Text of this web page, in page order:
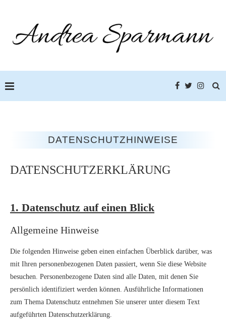
DATENSCHUTZHINWEISE
DATENSCHUTZERKLÄRUNG
1. Datenschutz auf einen Blick
Allgemeine Hinweise
Die folgenden Hinweise geben einen einfachen Überblick darüber, was
mit Ihren personenbezogenen Daten passiert, wenn Sie diese Website
besuchen. Personenbezogene Daten sind alle Daten, mit denen Sie
persönlich identifiziert werden können. Ausführliche Informationen
zum Thema Datenschutz entnehmen Sie unserer unter diesem Text
aufgeführten Datenschutzerklärung.